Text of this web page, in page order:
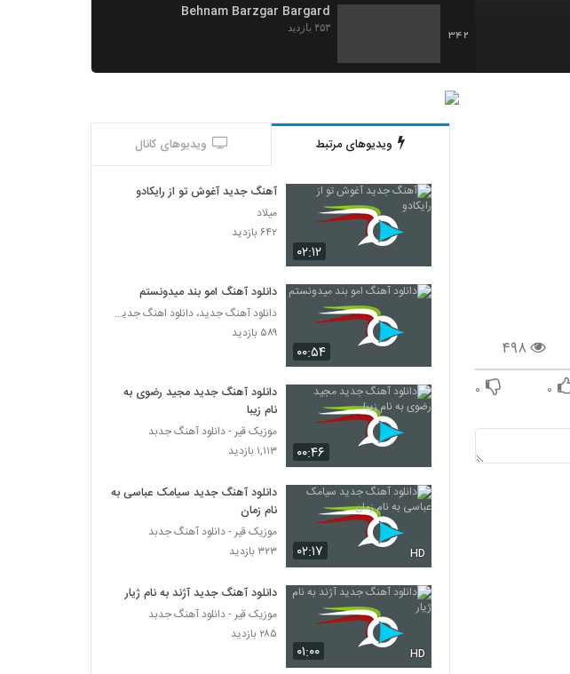
342
Behnam Barzgar Bargard
۴۵۳ بازدید
343
دانلود آهنگ علی کرمانشاهی دلبری
موزیک زیبای عصر دی ماهی از بابک ارجمند
۴۴۹ بازدید
موزیک زیبای با من بساز از عرفان ترابی
۴۶۸ بازدید
۳۷۴ بازدید
دانلود آهنگ مهدی اسحاقی بخند برام
۵۸۷ بازدید
آهنگ حال خوب از علی شکراللهی(پاپ)
آهنگ سپهر خلسه بنام بی خواب
۱,۱۵۷ بازدید
دانلود آهنگ جدید و زیبای داریوش شجاع با نام
۴۹۸
۰ ۰
ویدیوهای مرتبط ویدیوهای کانال
۰۲:۱۲
آهنگ جدید آغوش تو از رایکادو
میلاد
۶۴۲ بازدید
۰۰:۵۴
دانلود آهنگ امو بند میدونستم
دانلود آهنگ جدید، دانلود اهنگ جدید ایرانی
۵۸۹ بازدید
۰۰:۴۶
دانلود آهنگ جدید مجید رضوی به
نام زیبا
موزیک قیر - دانلود آهنگ جدبد
۱,۱۱۳ بازدید
۰۲:۱۷ HD
دانلود آهنگ جدید سیامک عباسی به
نام زمان
موزیک قیر - دانلود آهنگ جدبد
۳۲۳ بازدید
۰۱:۰۰ HD
دانلود آهنگ جدید آژند به نام ژیار
موزیک قیر - دانلود آهنگ جدبد
۲۸۵ بازدید